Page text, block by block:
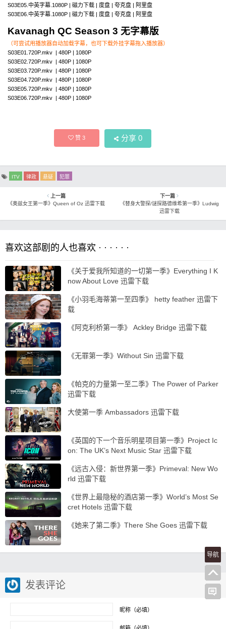
S03E05.中英字幕.1080P | 磁力下载 | 度盘 | 夸克盘 | 阿里盘
S03E06.中英字幕.1080P | 磁力下载 | 度盘 | 夸克盘 | 阿里盘
Kavanagh QC Season 3 无字幕版
（可尝试用播放器自动加载字幕，也可下载外挂字幕拖入播放器）
S03E01.720P.mkv | 480P | 1080P
S03E02.720P.mkv | 480P | 1080P
S03E03.720P.mkv | 480P | 1080P
S03E04.720P.mkv | 480P | 1080P
S03E05.720P.mkv | 480P | 1080P
S03E06.720P.mkv | 480P | 1080P
赞3 分享 0
ITV 律政 悬疑 犯罪
上一篇
《奥兹女王第一季》Queen of Oz 迅雷下载
下一篇
《替身大警探/谜探路德维希第一季》Ludwig
迅雷下载
喜欢这部剧的人也喜欢 · · · · · ·
《关于爱我所知道的一切第一季》Everything I K
now About Love 迅雷下载
《小羽毛海蒂第一至四季》 hetty feather 迅雷下
载
《阿克利桥第一季》 Ackley Bridge 迅雷下载
《无罪第一季》Without Sin 迅雷下载
《帕克的力量第一至二季》The Power of Parker
迅雷下载
大使第一季 Ambassadors 迅雷下载
《英国的下一个音乐明星项目第一季》Project Ic
on: The UK’s Next Music Star 迅雷下载
《远古入侵：新世界第一季》Primeval: New Wo
rld 迅雷下载
《世界上最隐秘的酒店第一季》World’s Most Se
cret Hotels 迅雷下载
《她来了第二季》There She Goes 迅雷下载
发表评论
昵称（必填）
导航